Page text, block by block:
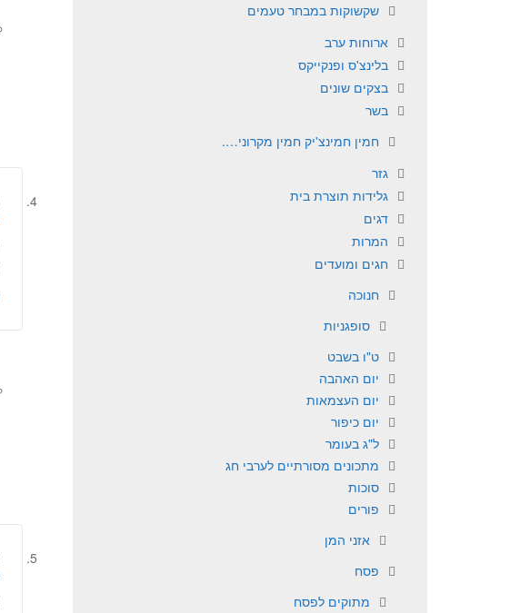
שקשוקות במבחר טעמים
ארוחות ערב
בלינצ'ס ופנקייקס
בצקים שונים
בשר
חמין חמינצ'יק חמין מקרוני….
גזר
גלידות תוצרת בית
דגים
המרות
חגים ומועדים
חנוכה
סופגניות
ט"ו בשבט
יום האהבה
יום העצמאות
יום כיפור
ל"ג בעומר
מתכונים מסורתיים לערבי חג
סוכות
פורים
אזני המן
פסח
מתוקים לפסח